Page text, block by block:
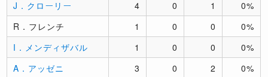
J．クローリー
4 0 1
0%
R．フレンチ
1 0 0
0%
I．メンディザバル
1 0 0
0%
A．アッゼニ
3 0 2
0%